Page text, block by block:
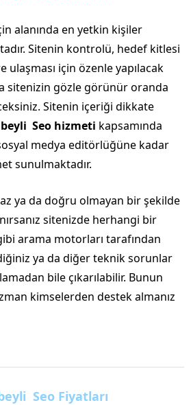
alanında en yetkin kişiler
Sitenin kontrolü, hedef kitlesi
ulaşması için özenle yapılacak
sitenizin gözle görünür oranda
Sitenin içeriği dikkate
Seo hizmeti kapsamında
medya editörlüğüne kadar
sunulmaktadır.
ya da doğru olmayan bir şekilde
sitenizde herhangi bir
arama motorları tarafından
ya da diğer teknik sorunlar
bile çıkarılabilir. Bunun
kimselerden destek almanız
Seo Fiyatları